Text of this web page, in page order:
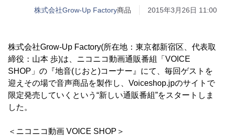
株式会社Grow-Up Factory商品 2015年3月26日 11:00
株式会社Grow-Up Factory(所在地：東京都新宿区、代表取
締役：山本 歩)は、ニコニコ動画通販番組「VOICE
SHOP」の『地音(じおと)コーナー』にて、毎回ゲストを
迎えその場で音声商品を製作し、Voiceshop.jpのサイトで
限定発売していくという“新しい通販番組”をスタートしま
した。
＜ニコニコ動画 VOICE SHOP＞